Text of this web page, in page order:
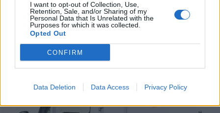
I want to opt-out of Collection, Use,
Retention, Sale, and/or Sharing of my
Personal Data that Is Unrelated with the
Purposes for which it was collected.
Opted Out
CONFIRM
Data Deletion Data Access Privacy Policy
A rovat további cikkei